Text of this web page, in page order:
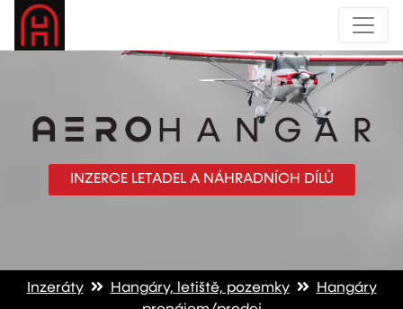
INZERCE LETADEL A NÁHRADNÍCH DÍLŮ
Inzeráty Hangáry, letiště, pozemky
Hangáry